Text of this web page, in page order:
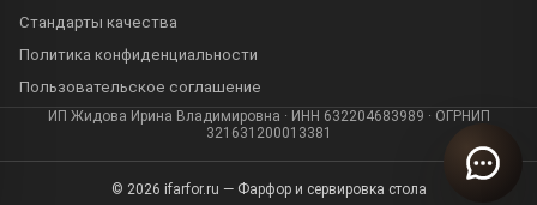
Стандарты качества
Политика конфиденциальности
Пользовательское соглашение
ИП Жидова Ирина Владимировна · ИНН 632204683989 · ОГРНИП
321631200013381
© 2026 ifarfor.ru — Фарфор и сервировка стола